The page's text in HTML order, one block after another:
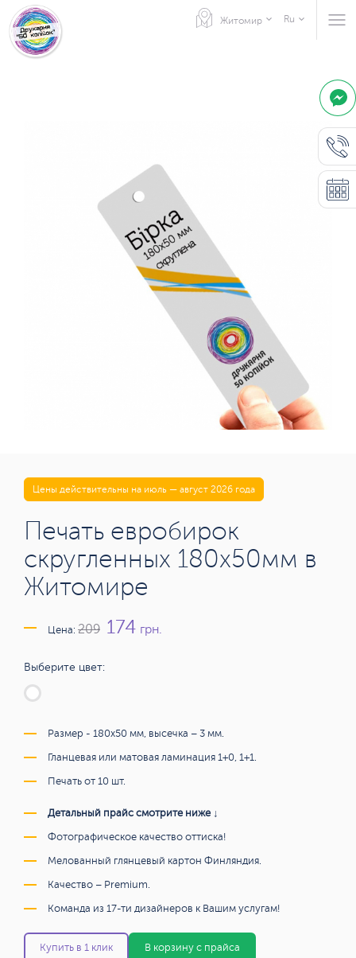
Житомир Ru
Цены действительны на июль — август 2026 года
Печать евробирок
скругленных 180х50мм в
Житомире
Цена: 209 174 грн.
Выберите цвет:
Размер - 180х50 мм, высечка – 3 мм.
Гланцевая или матовая ламинация 1+0, 1+1.
Печать от 10 шт.
Детальный прайс смотрите ниже ↓
Фотографическое качество оттиска!
Мелованный глянцевый картон Финляндия.
Качество – Premium.
Команда из 17-ти дизайнеров к Вашим услугам!
Купить в 1 клик В корзину с прайса